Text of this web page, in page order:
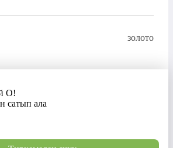
золото
О!
сатып ала